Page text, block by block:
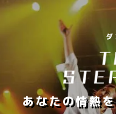
あなたの情熱